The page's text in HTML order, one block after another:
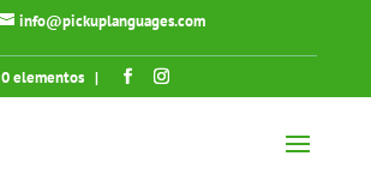
info@pickuplanguages.com
0 elementos |